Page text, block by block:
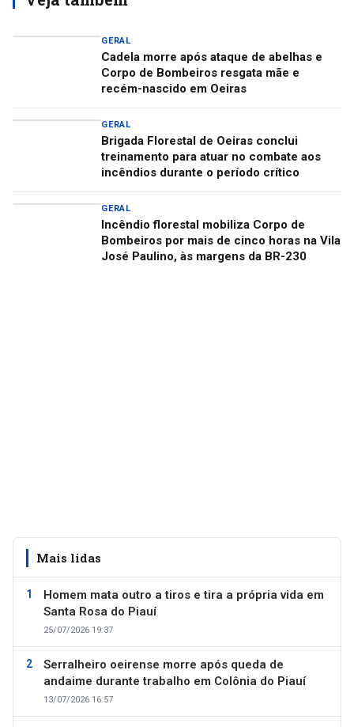
GERAL
Cadela morre após ataque de abelhas e
Corpo de Bombeiros resgata mãe e
recém-nascido em Oeiras
GERAL
Brigada Florestal de Oeiras conclui
treinamento para atuar no combate aos
incêndios durante o período crítico
GERAL
Incêndio florestal mobiliza Corpo de
Bombeiros por mais de cinco horas na Vila
José Paulino, às margens da BR-230
Mais lidas
Homem mata outro a tiros e tira a própria vida em
Santa Rosa do Piauí
25/07/2026 19:37
Serralheiro oeirense morre após queda de
andaime durante trabalho em Colônia do Piauí
13/07/2026 16:57